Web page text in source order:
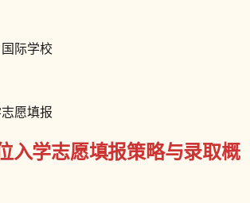
国际学校
愿填报
入学志愿填报策略与录取概